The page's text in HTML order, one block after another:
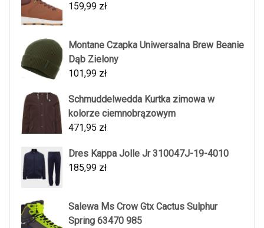
159,99 zł
Montane Czapka Uniwersalna Brew Beanie
Dąb Zielony
101,99 zł
Schmuddelwedda Kurtka zimowa w
kolorze ciemnobrązowym
471,95 zł
Dres Kappa Jolle Jr 310047J-19-4010
185,99 zł
Salewa Ms Crow Gtx Cactus Sulphur
Spring 63470 985